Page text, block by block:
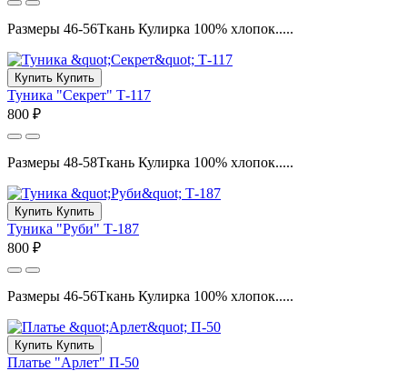
Размеры 46-56Ткань Кулирка 100% хлопок.....
Купить Купить
Туника "Секрет" Т-117
800 ₽
Размеры 48-58Ткань Кулирка 100% хлопок.....
Купить Купить
Туника "Руби" Т-187
800 ₽
Размеры 46-56Ткань Кулирка 100% хлопок.....
Купить Купить
Платье "Арлет" П-50